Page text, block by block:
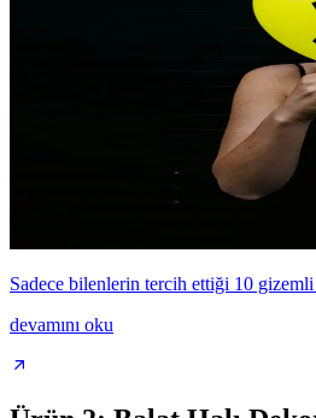
Sadece bilenlerin tercih ettiği 10 gizemli
devamını oku